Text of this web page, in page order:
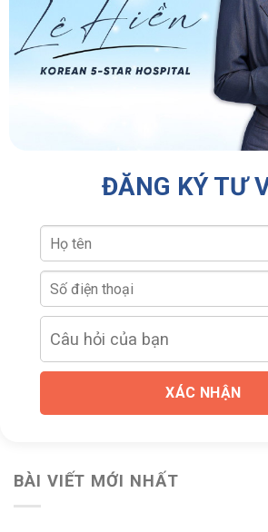
ĐĂNG KÝ TƯ
XÁC NHẬN
BÀI VIẾT MỚI NHẤT